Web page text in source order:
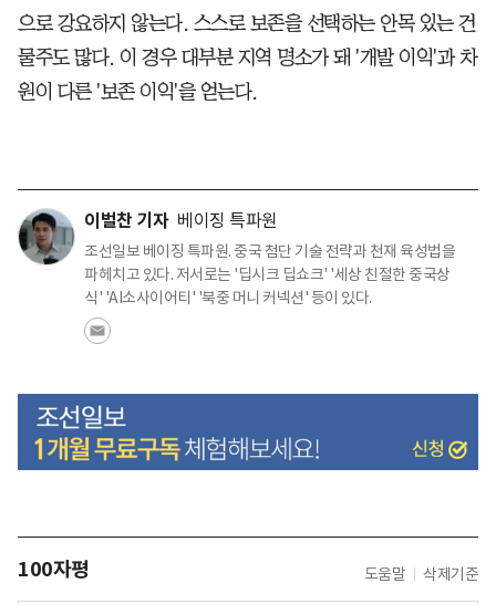
으로 강요하지 않는다. 스스로 보존을 선택하는 안목 있는 건
물주도 많다. 이 경우 대부분 지역 명소가 돼 '개발 이익'과 차
원이 다른 '보존 이익'을 얻는다.
이벌찬 기자 베이징 특파원
조선일보 베이징 특파원. 중국 첨단 기술 전략과 천재 육성법을
파헤치고 있다. 저서로는 '딥시크 딥쇼크' '세상 친절한 중국상
식' 'AI소사이어티' '북중 머니 커넥션' 등이 있다.
100자평 도움말 삭제기준